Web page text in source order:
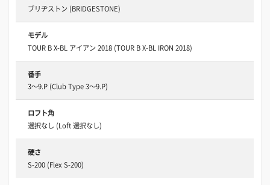
ブリヂストン (BRIDGESTONE)
モデル
TOUR B X-BL アイアン 2018 (TOUR B X-BL IRON 2018)
番手
3～9.P (Club Type 3～9.P)
ロフト角
選択なし (Loft 選択なし)
硬さ
S-200 (Flex S-200)